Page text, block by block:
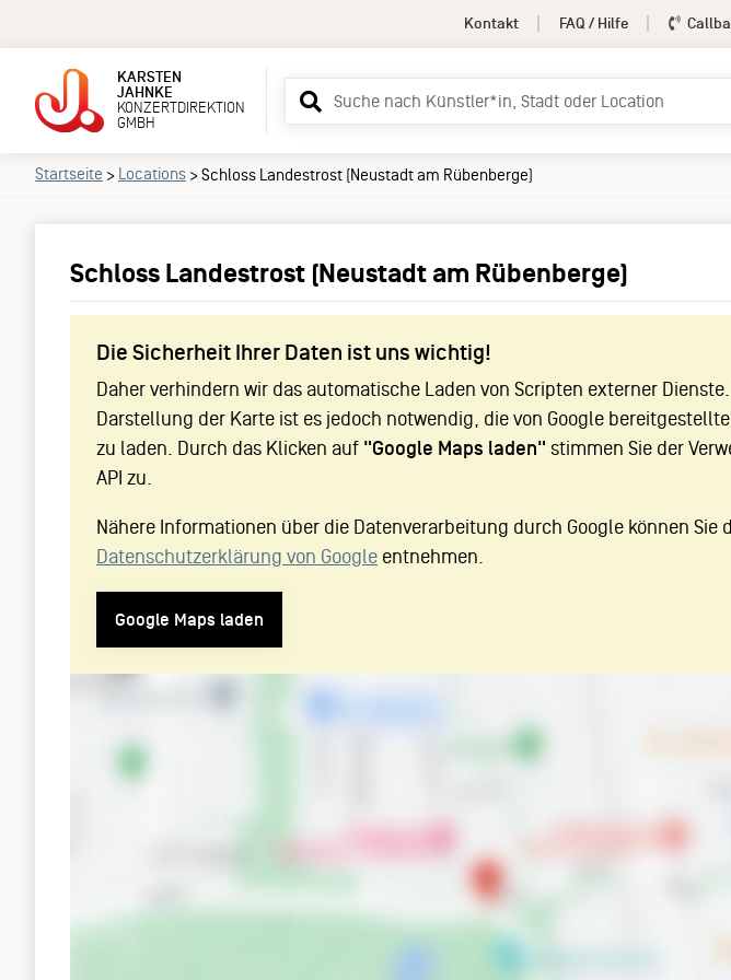
Kontakt FAQ / Hilfe
KARSTEN
JAHNKE
KONZERTDIREKTION
GMBH
Suchbegriff
eingeben
Startseite > Locations >Schloss Landestrost (Neustadt am Rübenberge)
Schloss Landestrost (Neustadt am Rübenberge)
Die Sicherheit Ihrer Daten ist uns wichtig!
Daher verhindern wir das automatische Laden von Scripten externer
Darstellung der Karte ist es jedoch notwendig, die von Google bereitgestellte
zu laden. Durch das Klicken auf "Google Maps laden" stimmen Sie der
API zu.
Nähere Informationen über die Datenverarbeitung durch Google können Sie
Datenschutzerklärung von Google entnehmen.
Google Maps laden